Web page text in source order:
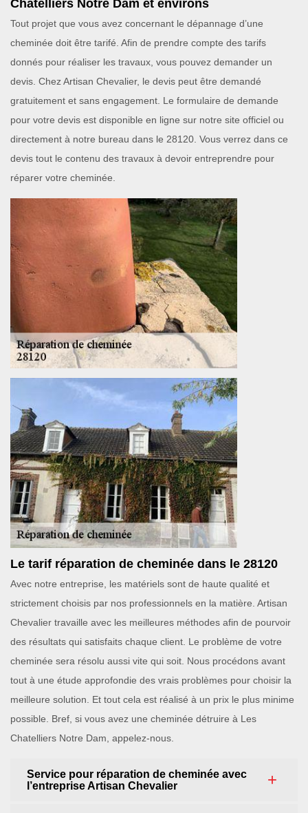
Chatelliers Notre Dam et environs
Tout projet que vous avez concernant le dépannage d’une
cheminée doit être tarifé. Afin de prendre compte des tarifs
donnés pour réaliser les travaux, vous pouvez demander un
devis. Chez Artisan Chevalier, le devis peut être demandé
gratuitement et sans engagement. Le formulaire de demande
pour votre devis est disponible en ligne sur notre site officiel ou
directement à notre bureau dans le 28120. Vous verrez dans ce
devis tout le contenu des travaux à devoir entreprendre pour
réparer votre cheminée.
Le tarif réparation de cheminée dans le 28120
Avec notre entreprise, les matériels sont de haute qualité et
strictement choisis par nos professionnels en la matière. Artisan
Chevalier travaille avec les meilleures méthodes afin de pourvoir
des résultats qui satisfaits chaque client. Le problème de votre
cheminée sera résolu aussi vite qui soit. Nous procédons avant
tout à une étude approfondie des vrais problèmes pour choisir la
meilleure solution. Et tout cela est réalisé à un prix le plus minime
possible. Bref, si vous avez une cheminée détruire à Les
Chatelliers Notre Dam, appelez-nous.
Service pour réparation de cheminée avec
l’entreprise Artisan Chevalier